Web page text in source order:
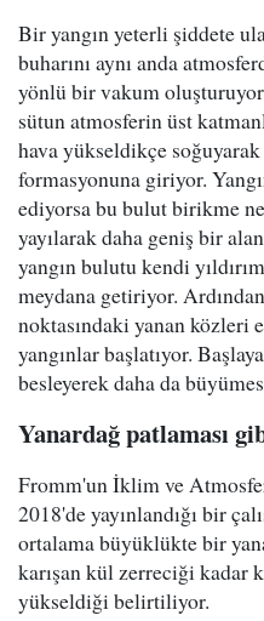
Bir yangın yeterli şiddete
buharını aynı anda
yönlü bir vakum
sütun atmosferin üst
hava yükseldikçe
formasyonuna giriyor.
ediyorsa bu bulut birikme
yayılarak daha geniş bir
yangın bulutu kendi
meydana getiriyor.
noktasındaki yanan közleri
yangınlar başlatıyor.
besleyerek daha da
Yanardağ patlaması
Fromm'un İklim ve
2018'de yayınlandığı bir
ortalama büyüklükte bir
karışan kül zerreciği kadar
yükseldiği belirtiliyor.